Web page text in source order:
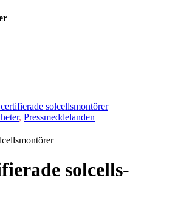
solcells­montörer
, Pressmeddelanden
solcells­